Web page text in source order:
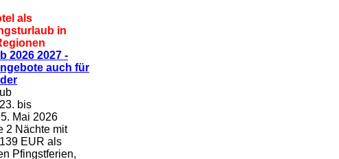
als
in
2026 2027 -
auch für
bis
Mai 2026
2 Nächte mit
EUR als
Pfingstferien,